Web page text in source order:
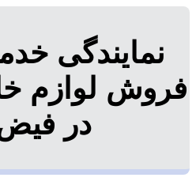
نمایندگی
فروش لوازم
در فیض